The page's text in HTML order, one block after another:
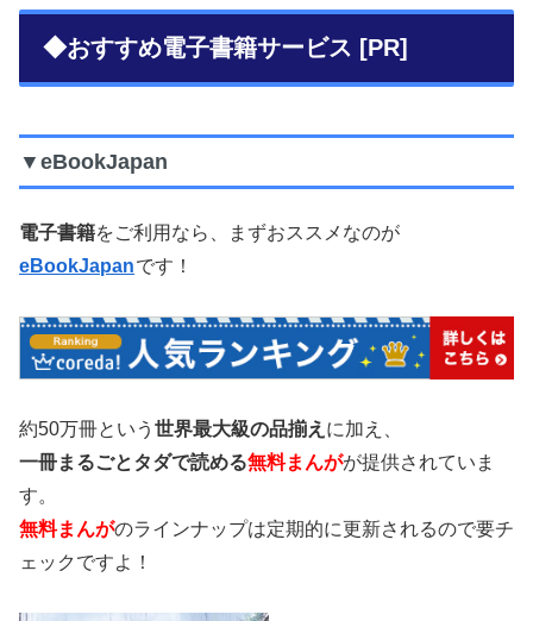
◆おすすめ電子書籍サービス [PR]
▼eBookJapan
電子書籍をご利用なら、まずおススメなのが
eBookJapanです！
約50万冊という 世界最大級の品揃え に加え、
一冊まるごとタダで読める無料まんがが提供されていま
す。
無料まんがのラインナップは定期的に更新されるので要チ
ェックですよ！